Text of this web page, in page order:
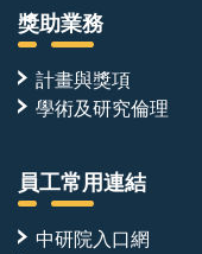
獎助業務
計畫與獎項
學術及研究倫理
員工常用連結
中研院入口網